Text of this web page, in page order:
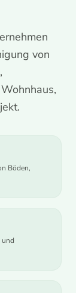
undvon
Böden,
und